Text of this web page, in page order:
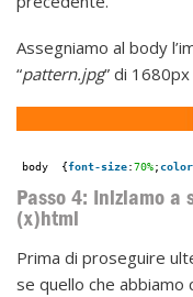
Assegniamo al body
“pattern.jpg” di
body  {font-size:70%;color
Passo 4: Iniziamo a
(x)html
Prima di proseguire
se quello che abbiamo